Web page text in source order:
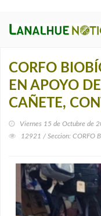
CORFO
EN APOYO
CAÑETE,
Viernes 15 de Octubre de
12921 / Seccion: CORFO